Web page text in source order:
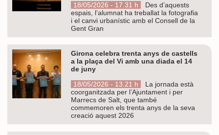
18/05/2026 - 17.31 h
Des d’aquests
espais, l’alumnat ha treballat la fotografia
i el canvi urbanístic amb el Consell de la
Gent Gran
Girona celebra trenta anys de castells
a la plaça del Vi amb una diada el 14
de juny
18/05/2026 - 13.21 h
La jornada està
coorganitzada per l’Ajuntament i per
Marrecs de Salt, que també
commemoren els trenta anys de la seva
creació aquest 2026